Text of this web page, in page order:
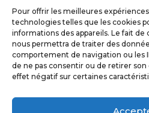
Pour offrir les meilleures
technologies telles que les cookies
informations des appareils. Le fait
nous permettra de traiter des
comportement de navigation ou les
de ne pas consentir ou de retirer
effet négatif sur certaines
E-mail*